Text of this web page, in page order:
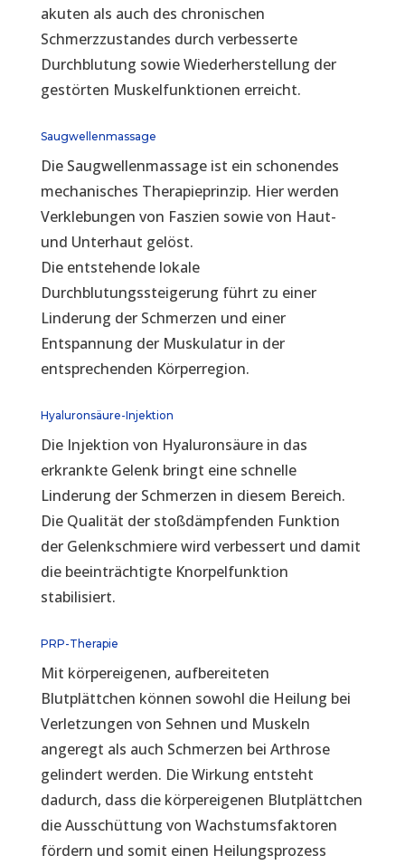
akuten als auch des chronischen
Schmerzzustandes durch verbesserte
Durchblutung sowie Wiederherstellung der
gestörten Muskelfunktionen erreicht.
Saugwellenmassage
Die Saugwellenmassage ist ein schonendes
mechanisches Therapieprinzip. Hier werden
Verklebungen von Faszien sowie von Haut-
und Unterhaut gelöst.
Die entstehende lokale
Durchblutungssteigerung führt zu einer
Linderung der Schmerzen und einer
Entspannung der Muskulatur in der
entsprechenden Körperregion.
Hyaluronsäure-Injektion
Die Injektion von Hyaluronsäure in das
erkrankte Gelenk bringt eine schnelle
Linderung der Schmerzen in diesem Bereich.
Die Qualität der stoßdämpfenden Funktion
der Gelenkschmiere wird verbessert und damit
die beeinträchtigte Knorpelfunktion
stabilisiert.
PRP-Therapie
Mit körpereigenen, aufbereiteten
Blutplättchen können sowohl die Heilung bei
Verletzungen von Sehnen und Muskeln
angeregt als auch Schmerzen bei Arthrose
gelindert werden. Die Wirkung entsteht
dadurch, dass die körpereigenen Blutplättchen
die Ausschüttung von Wachstumsfaktoren
fördern und somit einen Heilungsprozess